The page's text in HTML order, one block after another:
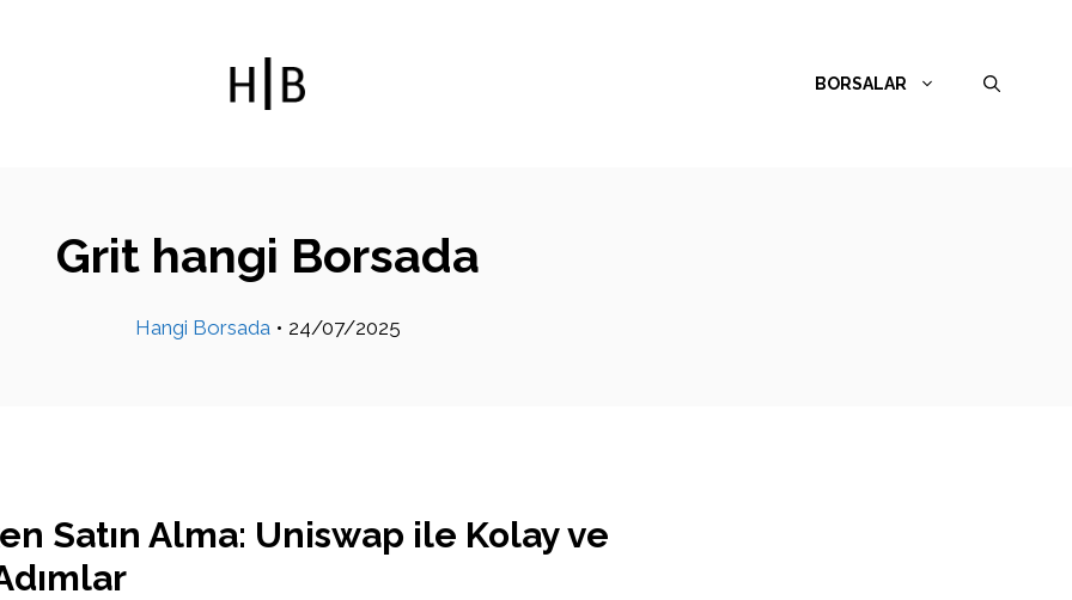
BORSALAR
Grit hangi Borsada
Hangi Borsada • 24/07/2025
Satın Alma: Uniswap ile Kolay ve